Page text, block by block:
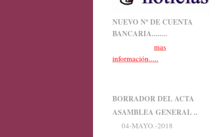
NUEVO Nº DE CUENTA
BANCARIA........
mas
información.....
BORRADOR DEL ACTA
ASAMBLEA GENERAL ..
04-MAYO.-2018